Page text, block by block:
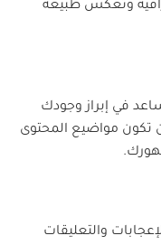
وتعكس طبيعة
في إبراز وجودك
تكون مواضيع المحتوى
والتعليقات